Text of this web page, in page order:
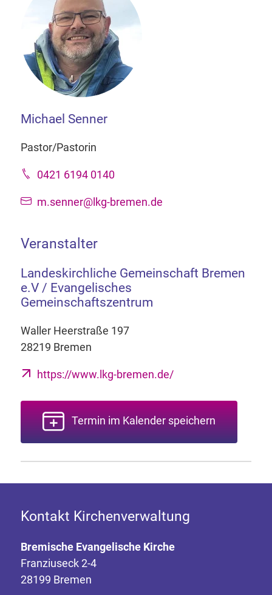
Michael Senner
Pastor/Pastorin
0421 6194 0140
m.senner@lkg-bremen.de
Veranstalter
Landeskirchliche Gemeinschaft Bremen
e.V / Evangelisches
Gemeinschaftszentrum
Waller Heerstraße 197
28219 Bremen
https://www.lkg-bremen.de/
Termin im Kalender speichern
Kontakt Kirchenverwaltung
Bremische Evangelische Kirche
Franziuseck 2-4
28199 Bremen